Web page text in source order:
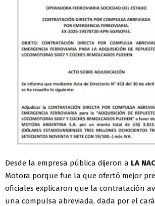
Desde la empresa pública dijeron a LA
Motora porque fue la que ofertó mejor
oficiales explicaron que la contratación
una compulsa abreviada, dada por el